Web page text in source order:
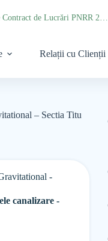
Relații cu Clienții
– Sectia Titu
-
canalizare -